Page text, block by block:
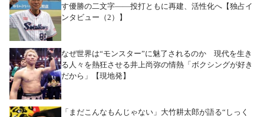
す優勝の二文字――投打ともに再建、活性化へ【独占イ
ンタビュー（2）】
なぜ世界は“モンスター”に魅了されるのか 現代を生き
る人々を熱狂させる井上尚弥の情熱「ボクシングが好き
だから」【現地発】
「まだこんなもんじゃない」大竹耕太郎が語る“しっく